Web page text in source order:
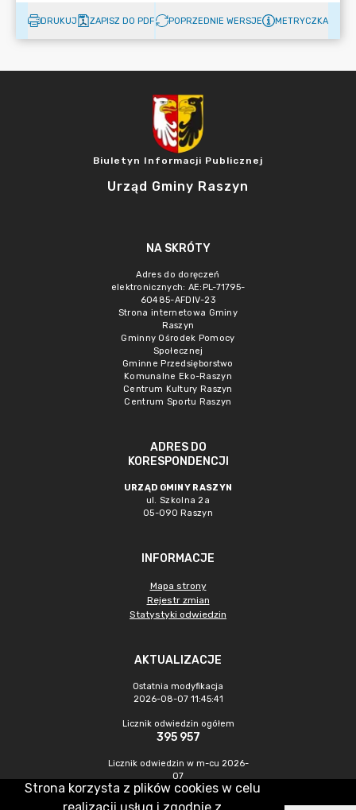
DRUKUJ ZAPISZ DO PDF POPRZEDNIE WERSJE METRYCZKA
Biuletyn Informacji Publicznej
Urząd Gminy Raszyn
NA SKRÓTY
Adres do doręczeń
elektronicznych: AE:PL-71795-
60485-AFDIV-23
Strona internetowa Gminy
Raszyn
Gminny Ośrodek Pomocy
Społecznej
Gminne Przedsięborstwo
Komunalne Eko-Raszyn
Centrum Kultury Raszyn
Centrum Sportu Raszyn
ADRES DO
KORESPONDENCJI
URZĄD GMINY RASZYN
ul. Szkolna 2a
05-090 Raszyn
INFORMACJE
Mapa strony
Rejestr zmian
Statystyki odwiedzin
AKTUALIZACJE
Ostatnia modyfikacja
2026-08-07 11:45:41
Licznik odwiedzin ogółem
395 957
Licznik odwiedzin w m-cu 2026-
07
1 268
Strona korzysta z plików cookies w celu